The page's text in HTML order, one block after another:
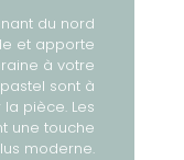
du nord
et apporte
à votre
sont à
pièce. Les
une touche
moderne.